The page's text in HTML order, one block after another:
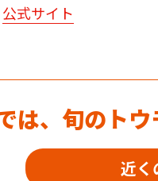
公式サイト
は、旬のト
近く